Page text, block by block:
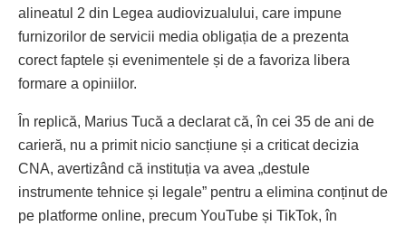
alineatul 2 din Legea audiovizualului, care impune
furnizorilor de servicii media obligația de a prezenta
corect faptele și evenimentele și de a favoriza libera
formare a opiniilor.
În replică, Marius Tucă a declarat că, în cei 35 de ani de
carieră, nu a primit nicio sancțiune și a criticat decizia
CNA, avertizând că instituția va avea „destule
instrumente tehnice și legale” pentru a elimina conținut de
pe platforme online, precum YouTube și TikTok, în